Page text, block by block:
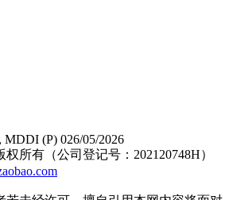
MDDI (P) 026/05/2026
所有（公司登记号：202120748H）